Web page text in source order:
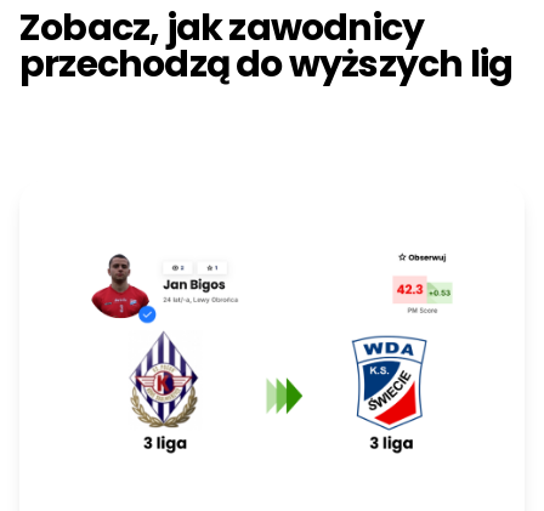
Zobacz, jak zawodnicy
przechodzą do wyższych lig